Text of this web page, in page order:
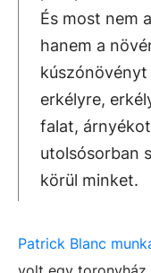
És most nem
hanem a
erkélyre,
falat,
utolsósorban
körül minket.
Patrick Blanc